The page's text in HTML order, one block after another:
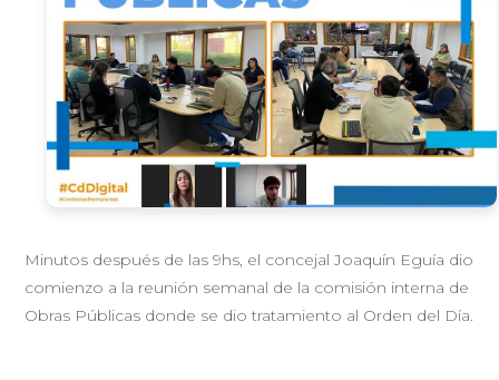
Minutos después de las 9hs, el concejal Joaquín Eguía dio
comienzo a la reunión semanal de la comisión interna de
Obras Públicas donde se dio tratamiento al Orden del Día.